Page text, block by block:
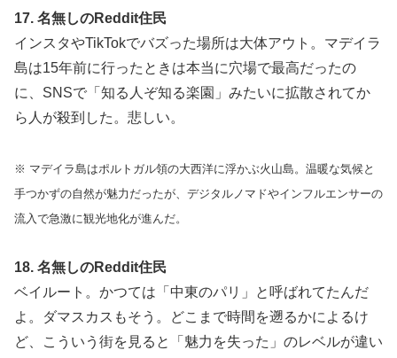
17. 名無しのReddit住民
インスタやTikTokでバズった場所は大体アウト。マデイラ
島は15年前に行ったときは本当に穴場で最高だったの
に、SNSで「知る人ぞ知る楽園」みたいに拡散されてか
ら人が殺到した。悲しい。
※ マデイラ島はポルトガル領の大西洋に浮かぶ火山島。温暖な気候と
手つかずの自然が魅力だったが、デジタルノマドやインフルエンサーの
流入で急激に観光地化が進んだ。
18. 名無しのReddit住民
ベイルート。かつては「中東のパリ」と呼ばれてたんだ
よ。ダマスカスもそう。どこまで時間を遡るかによるけ
ど、こういう街を見ると「魅力を失った」のレベルが違い